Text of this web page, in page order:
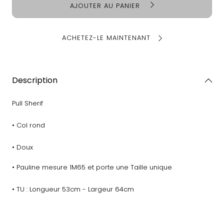
Pull
Pull
AJOUTER AU PANIER
ACHETEZ-LE MAINTENANT
Description
Pull Sherif
• Col rond
• Doux
• Pauline mesure 1M65 et porte une Taille unique
• TU : Longueur 53cm - Largeur 64cm